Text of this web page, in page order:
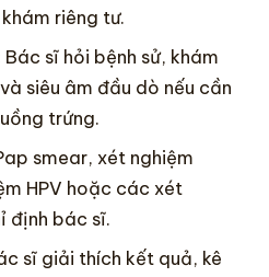
riêng tư.
Bác sĩ hỏi bệnh sử, khám
siêu âm đầu dò nếu cần
trứng.
smear, xét nghiệm
HPV hoặc các xét
định bác sĩ.
sĩ giải thích kết quả, kê